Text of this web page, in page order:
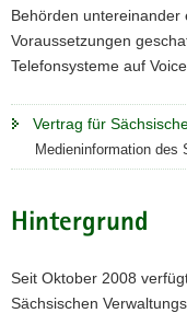
Behörden
Voraussetzungen
Telefonsysteme auf
Vertrag für
Medieninformation des
Hintergrund
Seit Oktober 2008
Sächsischen